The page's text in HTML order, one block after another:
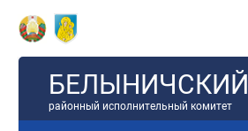
БЕЛЫНИЧСКИЙ
районный исполнительный комитет